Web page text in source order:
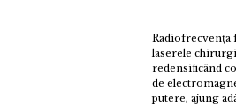
Radiofrecvența
laserele
redensificând
de
putere, ajung